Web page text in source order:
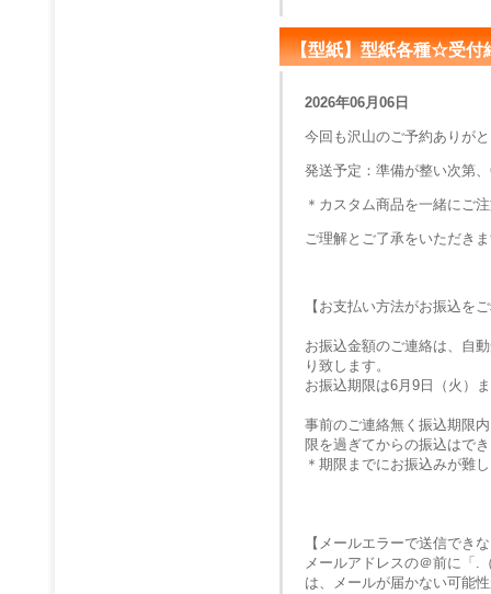
【型紙】型紙各種☆受付
2026年06月06日
今回も沢山のご予約ありが
発送予定：準備が整い次第、
＊カスタム商品を一緒にご
ご理解とご了承をいただき
【お支払い方法がお振込を
お振込金額のご連絡は、自
り致します。
お振込期限は6月9日（火）
事前のご連絡無く振込期限
限を過ぎてからの振込はで
＊期限までにお振込みが難
【メールエラーで送信でき
メールアドレスの＠前に「.
は、メールが届かない可能